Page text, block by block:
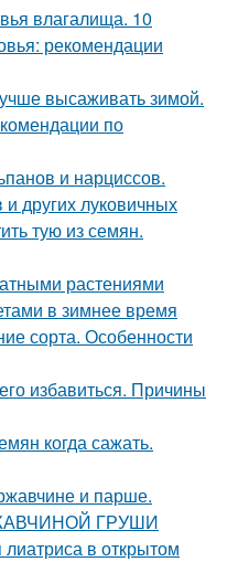
влагалища. 10
рекомендации
высаживать зимой.
по
и нарциссов.
других луковичных
тую из семян.
растениями
в зимнее время
сорта. Особенности
избавиться. Причины
когда сажать.
и парше.
ГРУШИ
в открытом